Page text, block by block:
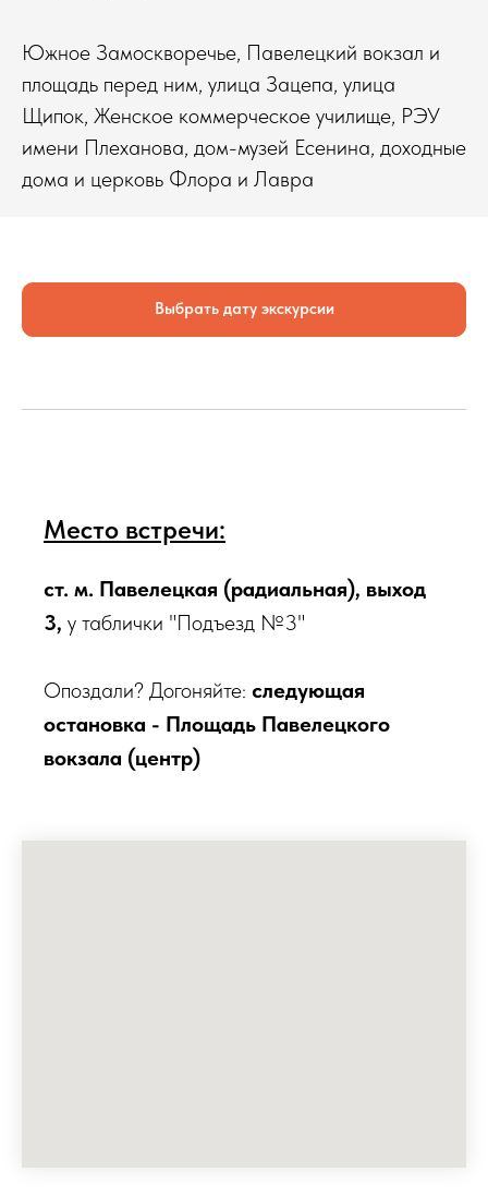
Южное Замоскворечье, Павелецкий вокзал и
площадь перед ним, улица Зацепа, улица
Щипок, Женское коммерческое училище, РЭУ
имени Плеханова, дом-музей Есенина, доходные
дома и церковь Флора и Лавра
Выбрать дату экскурсии
Место встречи:
ст. м. Павелецкая (радиальная), выход
3, у таблички "Подъезд №3"
Опоздали? Догоняйте: следующая
остановка - Площадь Павелецкого
вокзала (центр)